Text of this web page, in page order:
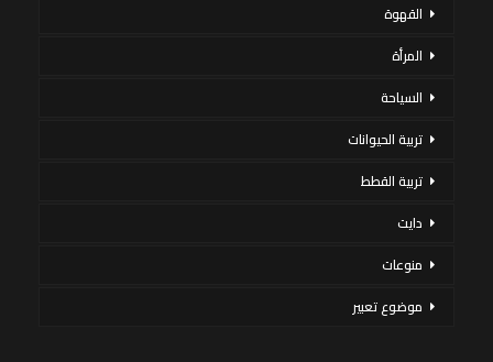
القهوة
المرأة
السياحة
تربية الحيوانات
تربية القطط
دايت
منوعات
موضوع تعبير